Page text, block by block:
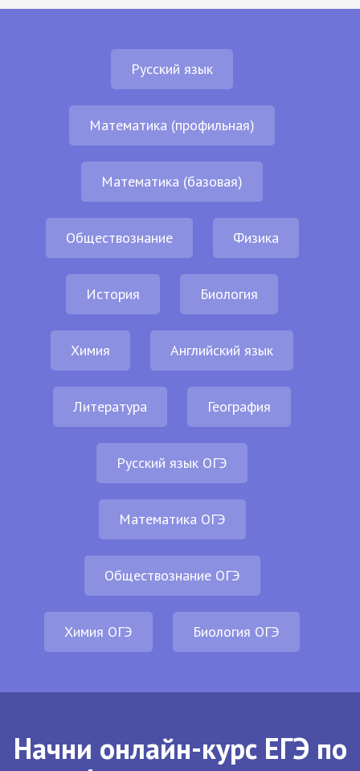
Русский язык
Математика (профильная)
Математика (базовая)
Обществознание Физика
История Биология
Химия Английский язык
Литература География
Русский язык ОГЭ
Математика ОГЭ
Обществознание ОГЭ
Химия ОГЭ Биология ОГЭ
Начни онлайн-курс ЕГЭ по